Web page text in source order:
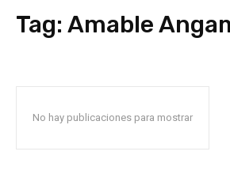
Tag: Amable
No hay publicaciones para mostrar